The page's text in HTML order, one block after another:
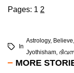
Pages: 1 2
In
Astrology, Believe,
Jyothisham,
MORE